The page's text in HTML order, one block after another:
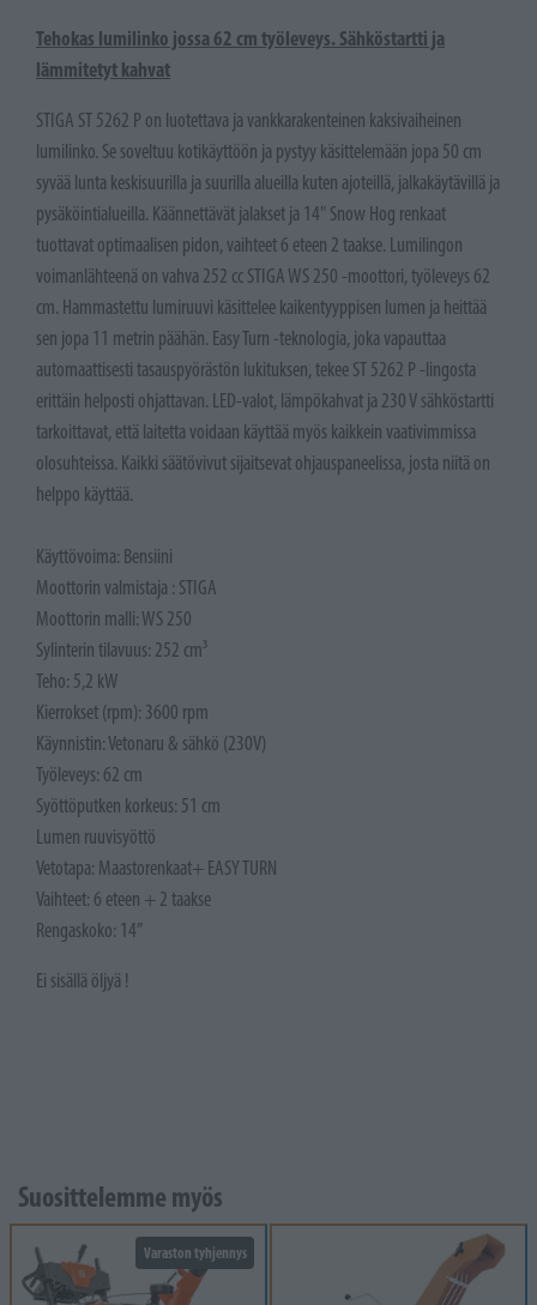
Tehokas lumilinko jossa 62 cm työleveys. Sähköstartti ja
lämmitetyt kahvat
STIGA ST 5262 P on luotettava ja vankkarakenteinen kaksivaiheinen
lumilinko. Se soveltuu kotikäyttöön ja pystyy käsittelemään jopa 50 cm
syvää lunta keskisuurilla ja suurilla alueilla kuten ajoteillä, jalkakäytävillä ja
pysäköintialueilla. Käännettävät jalakset ja 14" Snow Hog renkaat
tuottavat optimaalisen pidon, vaihteet 6 eteen 2 taakse. Lumilingon
voimanlähteenä on vahva 252 cc STIGA WS 250 -moottori, työleveys 62
cm. Hammastettu lumiruuvi käsittelee kaikentyyppisen lumen ja heittää
sen jopa 11 metrin päähän. Easy Turn -teknologia, joka vapauttaa
automaattisesti tasauspyörästön lukituksen, tekee ST 5262 P -lingosta
erittäin helposti ohjattavan. LED-valot, lämpökahvat ja 230 V sähköstartti
tarkoittavat, että laitetta voidaan käyttää myös kaikkein vaativimmissa
olosuhteissa. Kaikki säätövivut sijaitsevat ohjauspaneelissa, josta niitä on
helppo käyttää.
Käyttövoima: Bensiini
Moottorin valmistaja : STIGA
Moottorin malli: WS 250
Sylinterin tilavuus: 252 cm³
Teho: 5,2 kW
Kierrokset (rpm): 3600 rpm
Käynnistin: Vetonaru & sähkö (230V)
Työleveys: 62 cm
Syöttöputken korkeus: 51 cm
Lumen ruuvisyöttö
Vetotapa: Maastorenkaat+ EASY TURN
Vaihteet: 6 eteen + 2 taakse
Rengaskoko: 14”
Ei sisällä öljyä !
Suosittelemme myös
Varaston tyhjennys